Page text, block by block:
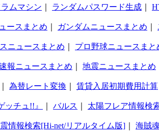
ラムマシン ランダムパスワード生成
ースまとめ ガンダムニュースまとめ
ニュースまとめ プロ野球ニュースまと
報ニュースまとめ 地震ニュースまとめ
為替レート変換 賃貸入居初期費用計算
ッチュ!!』 バルス 太陽フレア情報検
情報検索[Hi-net/リアルタイム版] 海賊